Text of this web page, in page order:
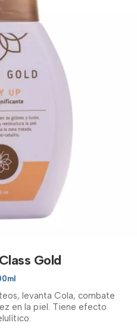
Gold
levanta Cola, combate
en la piel. Tiene efecto